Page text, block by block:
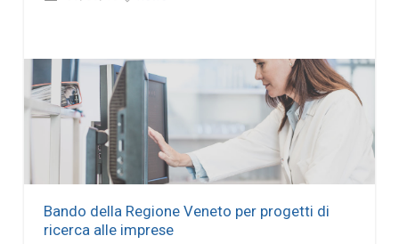
Bando della Regione Veneto per progetti di
ricerca alle imprese